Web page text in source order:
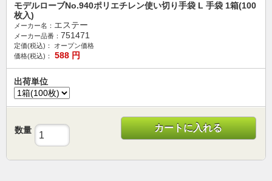
モデルローブNo.940ポリエチレン使い切り手袋 L 手袋 1箱(100
枚入)
メーカー名： エステー
メーカー品番： 751471
定価(税込)：
オープン価格
価格(税込)：
588 円
出荷単位
数量 カートに入れる